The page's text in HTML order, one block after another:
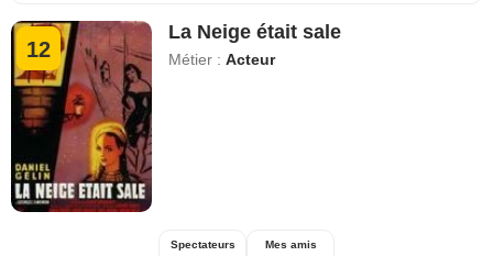
12
La Neige était sale
Métier :Acteur
Spectateurs Mes amis